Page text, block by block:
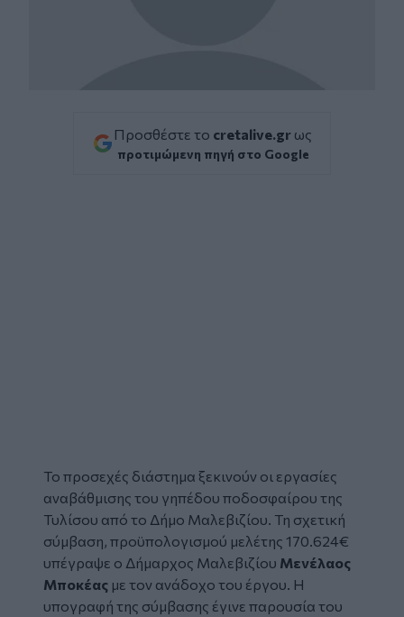
Προσθέστε το cretalive.gr ως
προτιμώμενη πηγή στο Google
Το προσεχές διάστημα ξεκινούν οι εργασίες
αναβάθμισης του γηπέδου ποδοσφαίρου της
Τυλίσου από το Δήμο Μαλεβιζίου. Τη σχετική
σύμβαση, προϋπολογισμού μελέτης 170.624€
υπέγραψε ο Δήμαρχος Μαλεβιζίου Μενέλαος
Μποκέας με τον ανάδοχο του έργου. Η
υπογραφή της σύμβασης έγινε παρουσία του